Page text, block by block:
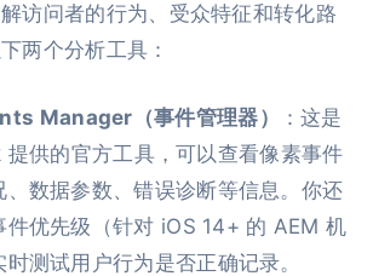
访问者的行为、受众特征和转化路
两个分析工具：
Manager（事件管理器）
：这是
供的官方工具，可以查看像素事件
、数据参数、错误诊断等信息。你还
件优先级（针对 iOS 14+ 的 AEM 机
测试用户行为是否正确记录。